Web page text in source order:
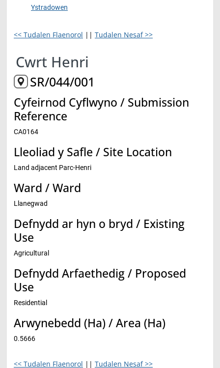
Ystradowen
<< Tudalen Flaenorol || Tudalen Nesaf >>
Cwrt Henri
SR/044/001
Cyfeirnod Cyflwyno / Submission
Reference
CA0164
Lleoliad y Safle / Site Location
Land adjacent Parc-Henri
Ward / Ward
Llanegwad
Defnydd ar hyn o bryd / Existing
Use
Agricultural
Defnydd Arfaethedig / Proposed
Use
Residential
Arwynebedd (Ha) / Area (Ha)
0.5666
<< Tudalen Flaenorol || Tudalen Nesaf >>